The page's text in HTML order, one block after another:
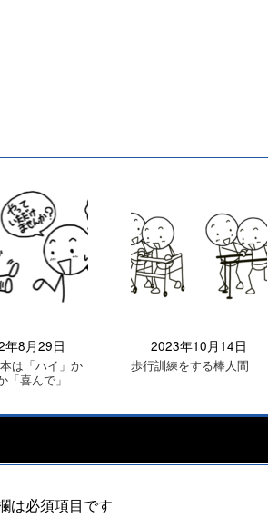
年8月29日
は「ハイ」か
「喜んで」
2023年10月14日
歩行訓練をする棒人間
は必須項目です